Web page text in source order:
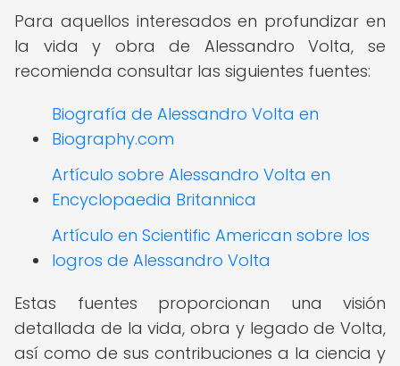
Para aquellos interesados en profundizar en
la vida y obra de Alessandro Volta, se
recomienda consultar las siguientes fuentes:
Biografía de Alessandro Volta en
Biography.com
Artículo sobre Alessandro Volta en
Encyclopaedia Britannica
Artículo en Scientific American sobre los
logros de Alessandro Volta
Estas fuentes proporcionan una visión
detallada de la vida, obra y legado de Volta,
así como de sus contribuciones a la ciencia y